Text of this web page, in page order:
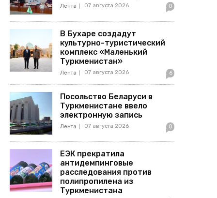
Лента 07 августа 2026 0
В Бухаре создадут
культурно-туристический
комплекс «Маленький
Туркменистан»
Лента 07 августа 2026 6
Посольство Беларуси в
Туркменистане ввело
электронную запись
Лента 07 августа 2026 0
ЕЭК прекратила
антидемпинговые
расследования против
полипропилена из
Туркменистана